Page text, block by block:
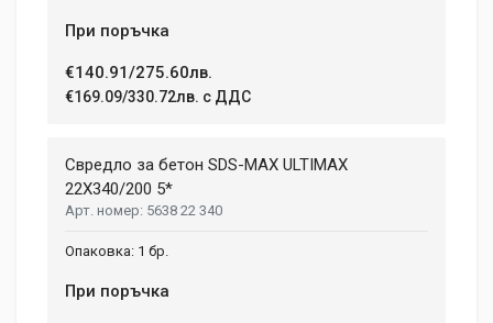
При поръчка
€140.91/275.60лв.
€169.09/330.72лв. с ДДС
Свредло за бетон SDS-MAX ULTIMAX
22X340/200 5*
5638 22 340
1 бр.
При поръчка